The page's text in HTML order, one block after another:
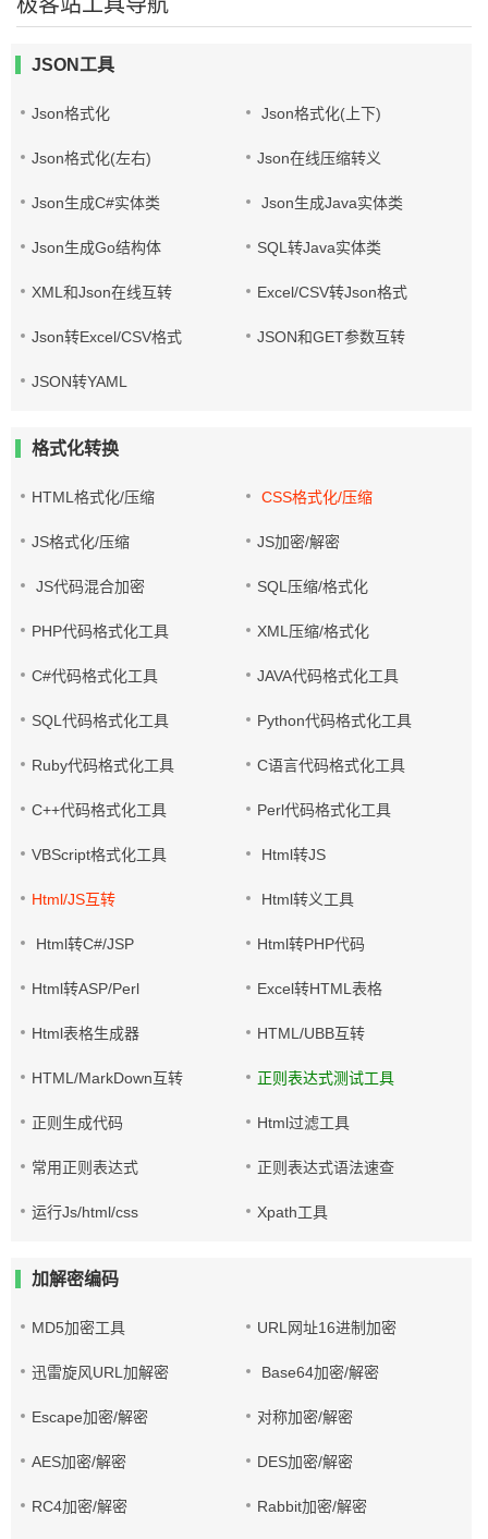
JSON工具
Json格式化 Json格式化(上下)
Json格式化(左右) Json在线压缩转义
Json生成C#实体类 Json生成Java实体类
Json生成Go结构体 SQL转Java实体类
XML和Json在线互转 Excel/CSV转Json格式
Json转Excel/CSV格式 JSON和GET参数互转
JSON转YAML
格式化转换
HTML格式化/压缩 CSS格式化/压缩
JS格式化/压缩 JS加密/解密
JS代码混合加密 SQL压缩/格式化
PHP代码格式化工具 XML压缩/格式化
C#代码格式化工具 JAVA代码格式化工具
SQL代码格式化工具 Python代码格式化工具
Ruby代码格式化工具 C语言代码格式化工具
C++代码格式化工具 Perl代码格式化工具
VBScript格式化工具 Html转JS
Html/JS互转 Html转义工具
Html转C#/JSP Html转PHP代码
Html转ASP/Perl Excel转HTML表格
Html表格生成器 HTML/UBB互转
HTML/MarkDown互转 正则表达式测试工具
正则生成代码 Html过滤工具
常用正则表达式 正则表达式语法速查
运行Js/html/css Xpath工具
加解密编码
MD5加密工具 URL网址16进制加密
迅雷旋风URL加解密 Base64加密/解密
Escape加密/解密 对称加密/解密
AES加密/解密 DES加密/解密
RC4加密/解密 Rabbit加密/解密